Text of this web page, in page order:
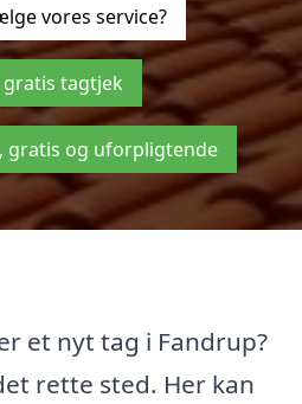
vores service?
gratis tagtjek
gratis og uforpligtende
et nyt tag i Fandrup?
rette sted. Her kan